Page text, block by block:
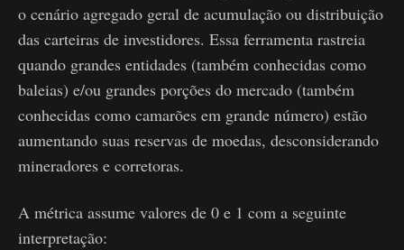
o cenário agregado geral de acumulação ou distribuição
das carteiras de investidores. Essa ferramenta rastreia
quando grandes entidades (também conhecidas como
baleias) e/ou grandes porções do mercado (também
conhecidas como camarões em grande número) estão
aumentando suas reservas de moedas, desconsiderando
mineradores e corretoras.
A métrica assume valores de 0 e 1 com a seguinte
interpretação: